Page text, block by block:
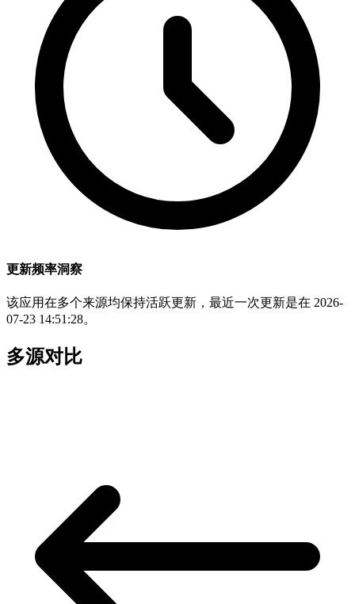
更新频率洞察
该应用在多个来源均保持活跃更新，最近一次更新是在 2026-
07-23 14:51:28。
多源对比